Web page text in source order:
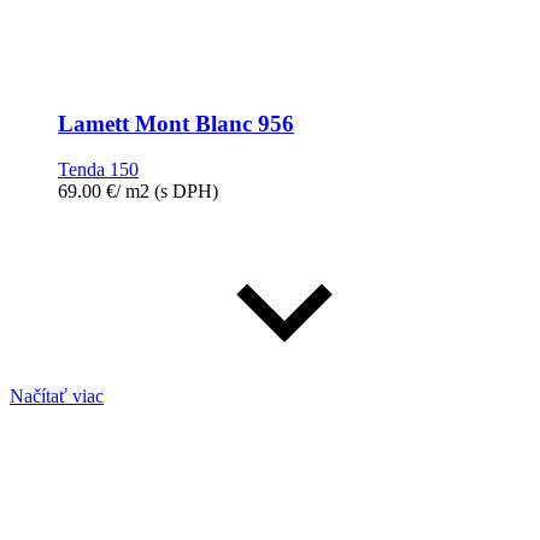
Lamett Mont Blanc 956
Tenda 150
69.00 €/ m2 (s DPH)
Načítať viac